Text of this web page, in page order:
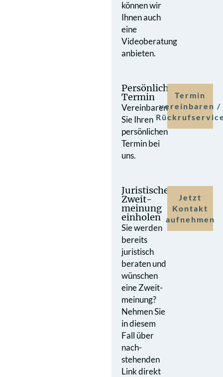
können wir
Ihnen auch
eine
Videoberatung
anbieten.
Persönlicher
Termin
Vereinbaren
Sie Ihren
persönlichen
Termin bei
uns.
Termin
vereinbaren /
Juristische
Zweit­
meinung
einholen
Sie werden
bereits
juristisch
beraten und
wünschen
eine Zweit­
meinung?
Nehmen Sie
in diesem
Fall über
nach­
stehenden
Link direkt
Jetzt
Kontakt
aufnehmen